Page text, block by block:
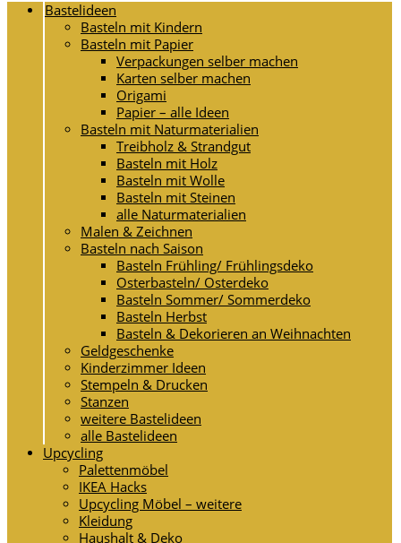
Bastelideen
Basteln mit Kindern
Basteln mit Papier
Verpackungen selber machen
Karten selber machen
Origami
Papier – alle Ideen
Basteln mit Naturmaterialien
Treibholz & Strandgut
Basteln mit Holz
Basteln mit Wolle
Basteln mit Steinen
alle Naturmaterialien
Malen & Zeichnen
Basteln nach Saison
Basteln Frühling/ Frühlingsdeko
Osterbasteln/ Osterdeko
Basteln Sommer/ Sommerdeko
Basteln Herbst
Basteln & Dekorieren an Weihnachten
Geldgeschenke
Kinderzimmer Ideen
Stempeln & Drucken
Stanzen
weitere Bastelideen
alle Bastelideen
Upcycling
Palettenmöbel
IKEA Hacks
Upcycling Möbel – weitere
Kleidung
Haushalt & Deko